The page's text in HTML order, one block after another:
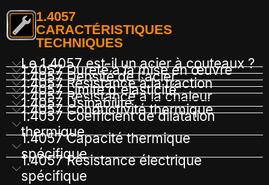
1.4057
CARACTÉRISTIQUES
TECHNIQUES
Le 1.4057 est-il un acier à couteaux ?
1.4057 Dureté à la mise en œuvre
1.4057 Densité de l'acier
1.4057 Résistance à la traction
1.4057 Limite d'élasticité
1.4057 Résistance à la chaleur
1.4057 Usinabilité
1.4057 Conductivité thermique
1.4057 Coefficient de dilatation
thermique
1.4057 Capacité thermique
spécifique
1.4057 Résistance électrique
spécifique